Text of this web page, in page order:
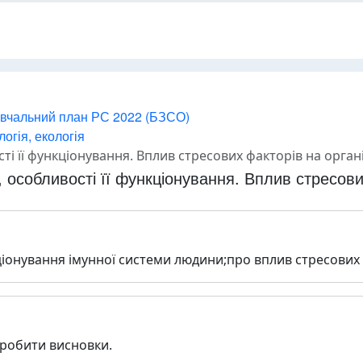
план РС 2022 (БЗСО)
екологія
її функціонування. Вплив стресових факторів на
її функціонування. Вплив
імунної системи людини;про вплив
робити висновки.